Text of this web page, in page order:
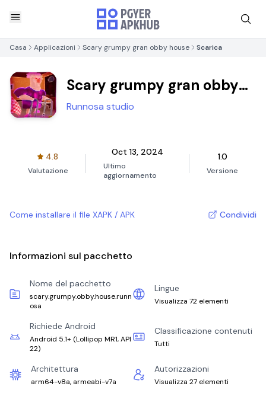
Casa Applicazioni Scary grumpy gran obby house Scarica
Scary grumpy gran obby
house
Runnosa studio
4.8
Valutazione
Oct 13, 2024
Ultimo
aggiornamento
1.0
Versione
Come installare il file XAPK / APK Condividi
Informazioni sul pacchetto
Nome del pacchetto
scary.grumpy.obby.house.runn
osa
Lingue
Visualizza 72 elementi
Richiede Android
Android 5.1+ (Lollipop MR1, API
22)
Classificazione contenuti
Tutti
Architettura
arm64-v8a, armeabi-v7a
Autorizzazioni
Visualizza 27 elementi